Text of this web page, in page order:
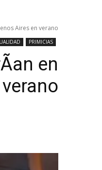
Aires en verano
PRIMICIAS
en